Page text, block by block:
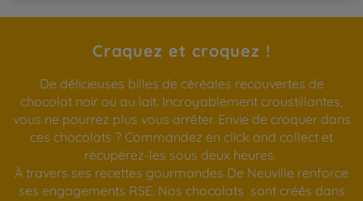
Craquez et croquez !
De délicieuses billes de céréales recouvertes de
chocolat noir ou au lait. Incroyablement croustillantes,
vous ne pourrez plus vous arrêter. Envie de croquer dans
ces chocolats ? Commandez en click and collect et
récupérez-les sous deux heures.
À travers ses recettes gourmandes De Neuville renforce
ses engagements RSE. Nos chocolats sont créés dans